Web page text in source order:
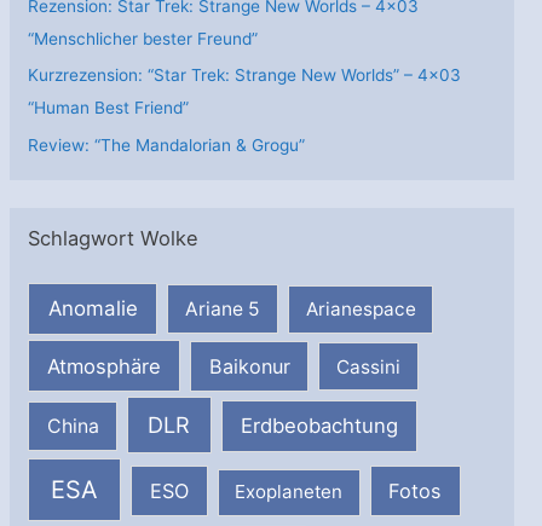
Rezension: Star Trek: Strange New Worlds – 4×03
“Menschlicher bester Freund”
Kurzrezension: “Star Trek: Strange New Worlds” – 4×03
“Human Best Friend”
Review: “The Mandalorian & Grogu”
Schlagwort Wolke
Anomalie Ariane 5 Arianespace
Atmosphäre Baikonur Cassini
China DLR Erdbeobachtung
ESA ESO Exoplaneten Fotos